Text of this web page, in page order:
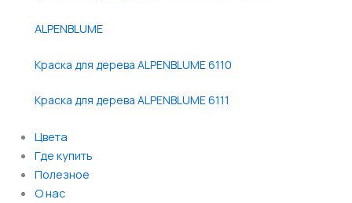
ALPENBLUME
Краска для дерева ALPENBLUME 6110
Краска для дерева ALPENBLUME 6111
Цвета
Где купить
Полезное
О нас